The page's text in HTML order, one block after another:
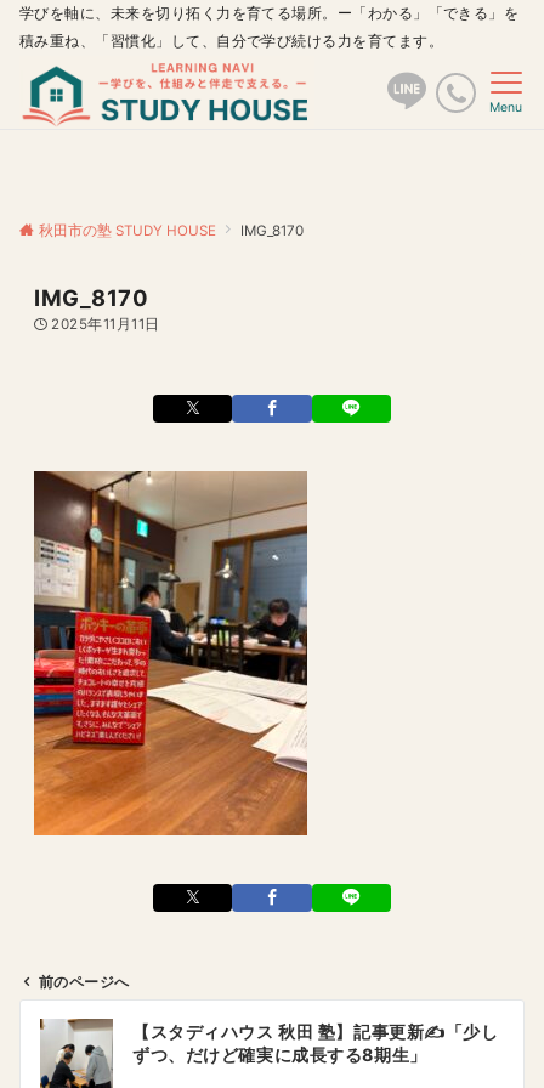
学びを軸に、未来を切り拓く力を育てる場所。ー「わかる」「できる」を
積み重ね、「習慣化」して、自分で学び続ける力を育てます。
Menu
秋田市の塾 STUDY HOUSE IMG_8170
IMG_8170
2025年11月11日
前のページへ
【スタディハウス 秋田 塾】記事更新✍️「少し
ずつ、だけど確実に成長する8期生」